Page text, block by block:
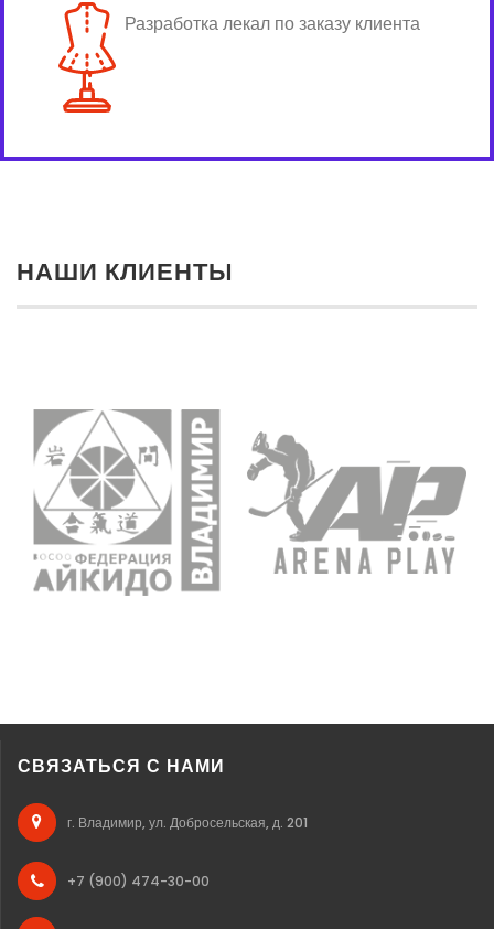
Разработка лекал по заказу клиента
НАШИ КЛИЕНТЫ
СВЯЗАТЬСЯ С НАМИ
г. Владимир, ул. Добросельская, д. 201
+7 (900) 474-30-00